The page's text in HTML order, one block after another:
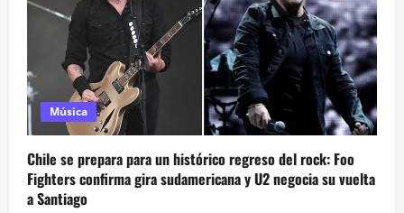
Música
Chile se prepara para un histórico regreso del rock: Foo
Fighters confirma gira sudamericana y U2 negocia su vuelta
a Santiago